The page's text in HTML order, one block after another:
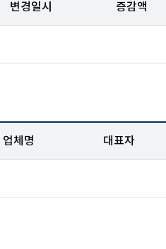
변경일시 증감액
업체명 대표자